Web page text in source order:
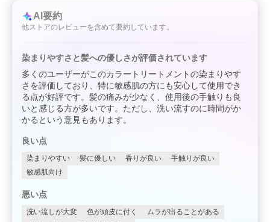
AI要約
他ストアのレビューを含めて要約しています。
染まりやすさと髪への優しさが評価されています
多くのユーザーがこのカラートリートメントの染まりやす
さを評価しており、特に敏感肌の方にも安心して使用でき
る点が好評です。髪の痛みが少なく、使用後の手触りも良
いと感じる方が多いです。ただし、洗い流すのに時間がか
かるという意見もあります。
良い点
染まりやすい 髪に優しい 香りが良い
手触りが良い
敏感肌向け
悪い点
洗い流しが大変 色が頭皮に付く
ムラが出ることがある